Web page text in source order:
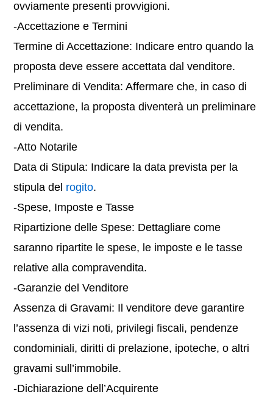
ovviamente presenti provvigioni.
-Accettazione e Termini
Termine di Accettazione: Indicare entro quando la
proposta deve essere accettata dal venditore.
Preliminare di Vendita: Affermare che, in caso di
accettazione, la proposta diventerà un preliminare
di vendita.
-Atto Notarile
Data di Stipula: Indicare la data prevista per la
stipula del rogito.
-Spese, Imposte e Tasse
Ripartizione delle Spese: Dettagliare come
saranno ripartite le spese, le imposte e le tasse
relative alla compravendita.
-Garanzie del Venditore
Assenza di Gravami: Il venditore deve garantire
l’assenza di vizi noti, privilegi fiscali, pendenze
condominiali, diritti di prelazione, ipoteche, o altri
gravami sull’immobile.
-Dichiarazione dell’Acquirente